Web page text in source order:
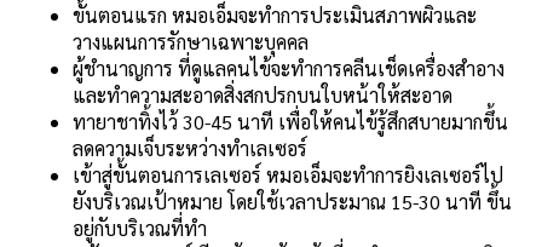
ขั้นตอนแรก หมอเอ็มจะทำการประเมินสภาพผิวและ
วางแผนการรักษาเฉพาะบุคคล
ผู้ชำนาญการ ที่ดูแลคนไข้จะทำการคลีนเช็ดเครื่องสำอาง
และทำความสะอาดสิ่งสกปรกบนใบหน้าให้สะอาด
ทายาชาทิ้งไว้ 30-45 นาที เพื่อให้คนไข้รู้สึกสบายมากขึ้น
ลดความเจ็บระหว่างทำเลเซอร์
เข้าสู่ขั้นตอนการเลเซอร์ หมอเอ็มจะทำการยิงเลเซอร์ไป
ยังบริเวณเป้าหมาย โดยใช้เวลาประมาณ 15-30 นาที ขึ้น
อยู่กับบริเวณที่ทำ